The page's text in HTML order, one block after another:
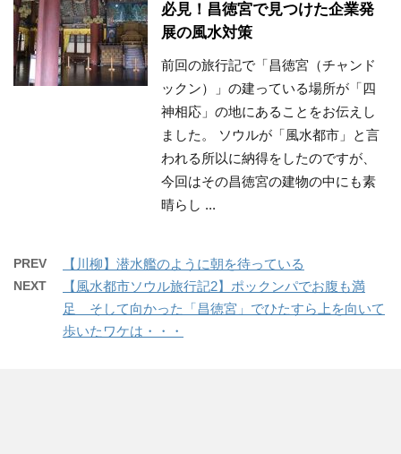
必見！昌徳宮で見つけた企業発
展の風水対策
前回の旅行記で「昌徳宮（チャンド
ックン）」の建っている場所が「四
神相応」の地にあることをお伝えし
ました。 ソウルが「風水都市」と言
われる所以に納得をしたのですが、
今回はその昌徳宮の建物の中にも素
晴らし ...
PREV 【川柳】潜水艦のように朝を待っている
NEXT
【風水都市ソウル旅行記2】ポックンパでお腹も満
足 そして向かった「昌徳宮」でひたすら上を向いて
歩いたワケは・・・